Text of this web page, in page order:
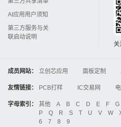
AI应用用户须知
第三方服务与关
联启动说明
关
成员网站： 立创芯应用 面板定制
3D打印
嘉立创FPC
Global Website LCSC
友情链接： PCB打样 IC交易网
中国IC网
智能电网
晶振
电子技术应用
字母索引： 其他 A B C D E F G
P
Q R S T U V W
6
7 8 9